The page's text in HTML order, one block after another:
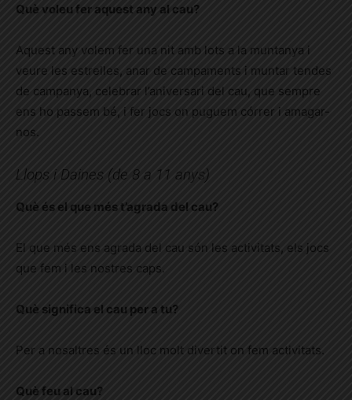
Què voleu fer aquest any al cau?
Aquest any volem fer una nit amb lots a la muntanya i
veure les estrelles, anar de campaments i muntar tendes
de campanya, celebrar l’aniversari del cau, que sempre
ens ho passem bé, i fer jocs on puguem córrer i amagar-
nos.
Llops i Daines (de 8 a 11 anys)
Què és el que més t’agrada del cau?
El que més ens agrada del cau són les activitats, els jocs
que fem i les nostres caps.
Què significa el cau per a tu?
Per a nosaltres és un lloc molt divertit on fem activitats.
Què feu al cau?